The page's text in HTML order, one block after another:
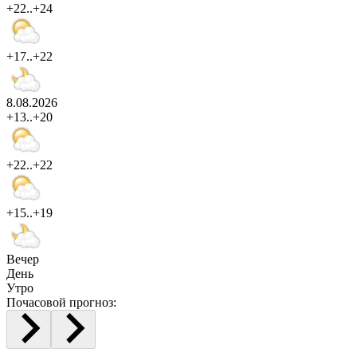
+22..+24
+17..+22
8.08.2026
+13..+20
+22..+22
+15..+19
Вечер
День
Утро
Почасовой прогноз: